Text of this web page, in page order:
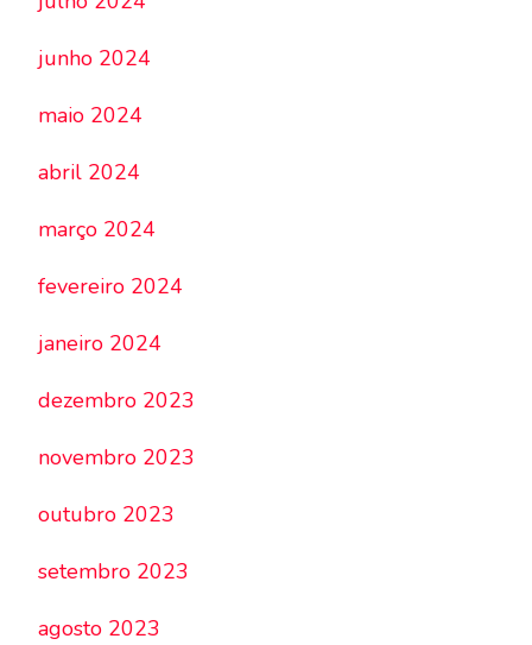
junho 2024
maio 2024
abril 2024
março 2024
fevereiro 2024
janeiro 2024
dezembro 2023
novembro 2023
outubro 2023
setembro 2023
agosto 2023